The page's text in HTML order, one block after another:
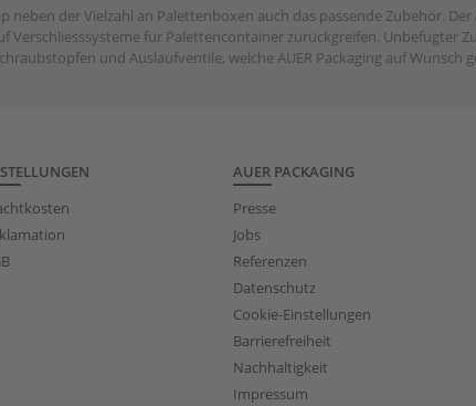
neben der Vielzahl an Palettenboxen auch das passende Zubehör.
Verschliesssysteme für Palettencontainer zurückgreifen.
und Auslaufventile, welche AUER Packaging auf Wunsch
AUER PACKAGING
Presse
Jobs
Referenzen
Datenschutz
Cookie-Einstellungen
Barrierefreiheit
Nachhaltigkeit
Impressum